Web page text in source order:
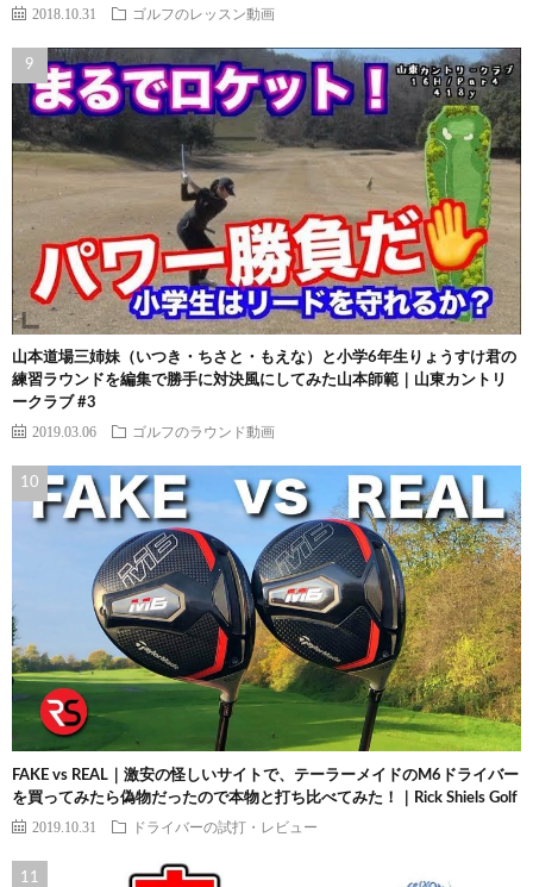
2018.10.31 ゴルフのレッスン動画
山本道場三姉妹（いつき・ちさと・もえな）と小学6年生りょうすけ君の
練習ラウンドを編集で勝手に対決風にしてみた山本師範｜山東カントリ
ークラブ #3
2019.03.06 ゴルフのラウンド動画
FAKE vs REAL｜激安の怪しいサイトで、テーラーメイドのM6ドライバー
を買ってみたら偽物だったので本物と打ち比べてみた！｜Rick Shiels Golf
2019.10.31 ドライバーの試打・レビュー